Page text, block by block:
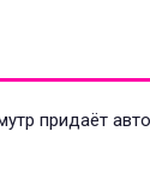
придаёт